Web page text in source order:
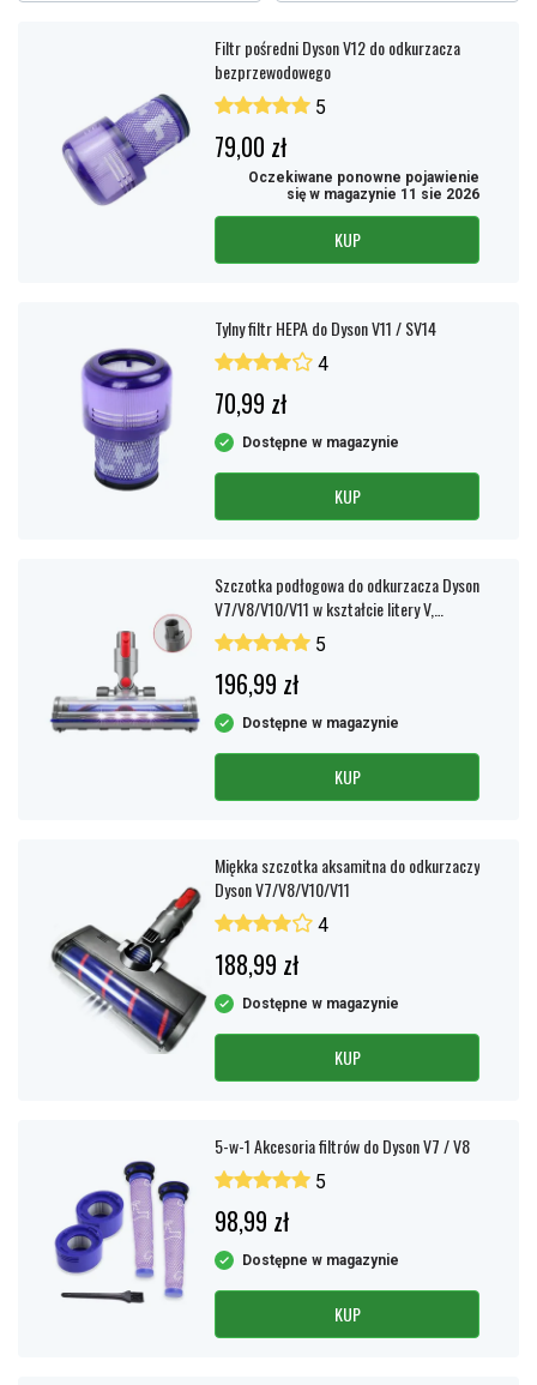
Filtr pośredni Dyson V12 do odkurzacza
bezprzewodowego
5
79,00 zł
Oczekiwane ponowne pojawienie
się w magazynie 11 sie 2026
KUP
Tylny filtr HEPA do Dyson V11 / SV14
4
70,99 zł
Dostępne w magazynie
KUP
Szczotka podłogowa do odkurzacza Dyson
V7/V8/V10/V11 w kształcie litery V,
zapobiegająca plątaniu się
5
196,99 zł
Dostępne w magazynie
KUP
Miękka szczotka aksamitna do odkurzaczy
Dyson V7/V8/V10/V11
4
188,99 zł
Dostępne w magazynie
KUP
5-w-1 Akcesoria filtrów do Dyson V7 / V8
5
98,99 zł
Dostępne w magazynie
KUP